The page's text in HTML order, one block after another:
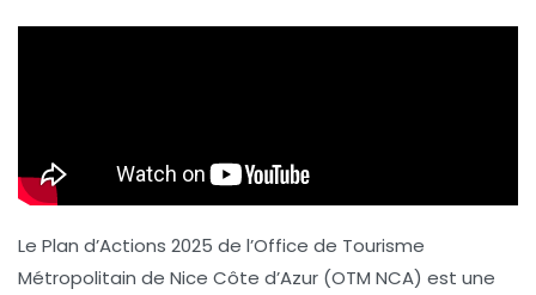
Le Plan d’Actions 2025 de l’Office de Tourisme
Métropolitain de Nice Côte d’Azur (OTM NCA) est une